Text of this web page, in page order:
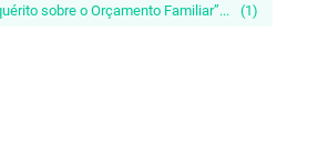
sobre o Orçamento Familiar”... (1)